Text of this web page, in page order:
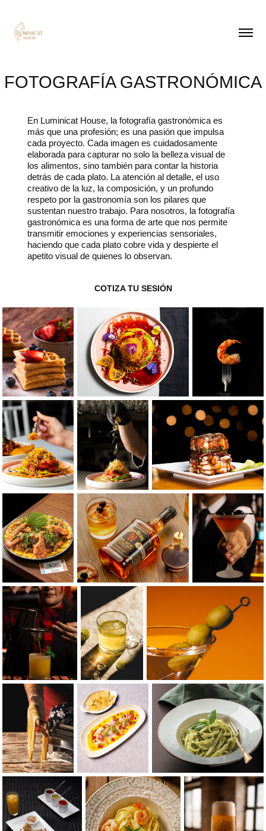
FOTOGRAFÍA GASTRONÓMICA
En Luminicat House, la fotografía gastronómica es
más que una profesión; es una pasión que impulsa
cada proyecto. Cada imagen es cuidadosamente
elaborada para capturar no solo la belleza visual de
los alimentos, sino también para contar la historia
detrás de cada plato. La atención al detalle, el uso
creativo de la luz, la composición, y un profundo
respeto por la gastronomía son los pilares que
sustentan nuestro trabajo. Para nosotros, la fotografía
gastronómica es una forma de arte que nos permite
transmitir emociones y experiencias sensoriales,
haciendo que cada plato cobre vida y despierte el
apetito visual de quienes lo observan.
COTIZA TU SESIÓN